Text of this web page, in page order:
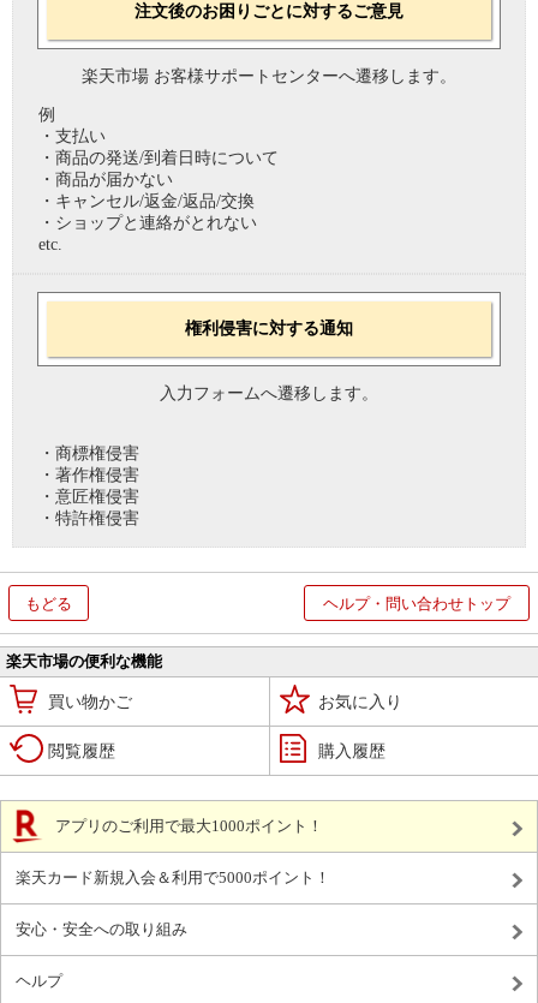
注文後のお困りごとに対するご意見
楽天市場 お客様サポートセンターへ遷移します。
例
・支払い
・商品の発送/到着日時について
・商品が届かない
・キャンセル/返金/返品/交換
・ショップと連絡がとれない
etc.
権利侵害に対する通知
入力フォームへ遷移します。
・商標権侵害
・著作権侵害
・意匠権侵害
・特許権侵害
もどる ヘルプ・問い合わせトップ
楽天市場の便利な機能
買い物かご お気に入り
閲覧履歴 購入履歴
アプリのご利用で最大1000ポイント！
楽天カード新規入会＆利用で5000ポイント！
安心・安全への取り組み
ヘルプ